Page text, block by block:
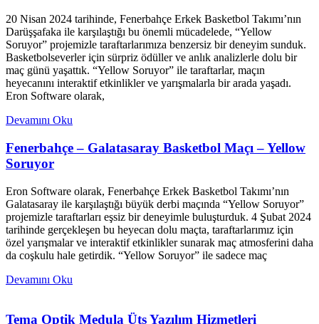
20 Nisan 2024 tarihinde, Fenerbahçe Erkek Basketbol Takımı’nın
Darüşşafaka ile karşılaştığı bu önemli mücadelede, “Yellow
Soruyor” projemizle taraftarlarımıza benzersiz bir deneyim sunduk.
Basketbolseverler için sürpriz ödüller ve anlık analizlerle dolu bir
maç günü yaşattık. “Yellow Soruyor” ile taraftarlar, maçın
heyecanını interaktif etkinlikler ve yarışmalarla bir arada yaşadı.
Eron Software olarak,
Devamını Oku
Fenerbahçe – Galatasaray Basketbol Maçı – Yellow
Soruyor
Eron Software olarak, Fenerbahçe Erkek Basketbol Takımı’nın
Galatasaray ile karşılaştığı büyük derbi maçında “Yellow Soruyor”
projemizle taraftarları eşsiz bir deneyimle buluşturduk. 4 Şubat 2024
tarihinde gerçekleşen bu heyecan dolu maçta, taraftarlarımız için
özel yarışmalar ve interaktif etkinlikler sunarak maç atmosferini daha
da coşkulu hale getirdik. “Yellow Soruyor” ile sadece maç
Devamını Oku
Tema Optik Medula Üts Yazılım Hizmetleri